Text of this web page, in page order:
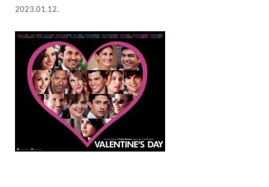
2023.01.12.